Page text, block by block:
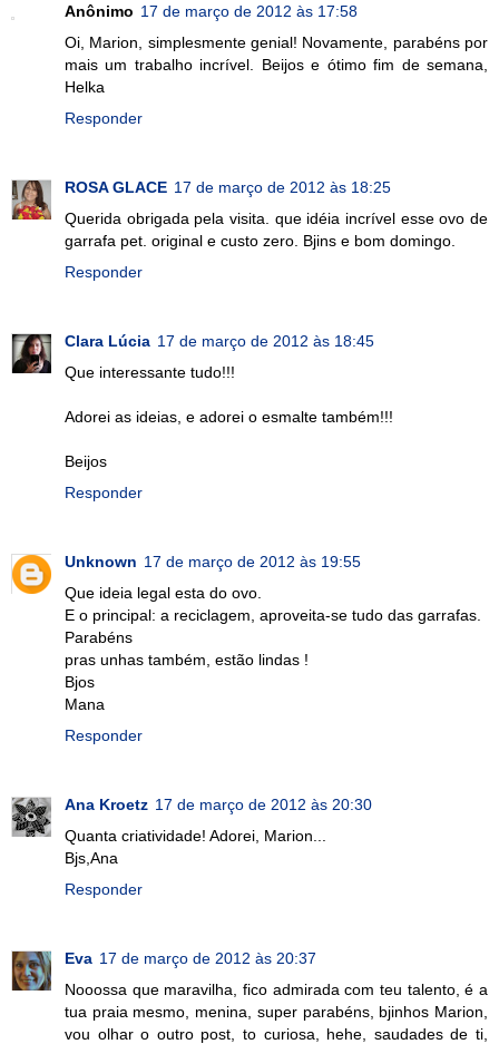
Anônimo 17 de março de 2012 às 17:58
Oi, Marion, simplesmente genial! Novamente, parabéns por
mais um trabalho incrível. Beijos e ótimo fim de semana,
Helka
Responder
ROSA GLACE 17 de março de 2012 às 18:25
Querida obrigada pela visita. que idéia incrível esse ovo de
garrafa pet. original e custo zero. Bjins e bom domingo.
Responder
Clara Lúcia 17 de março de 2012 às 18:45
Que interessante tudo!!!
Adorei as ideias, e adorei o esmalte também!!!
Beijos
Responder
Unknown 17 de março de 2012 às 19:55
Que ideia legal esta do ovo.
E o principal: a reciclagem, aproveita-se tudo das garrafas.
Parabéns
pras unhas também, estão lindas !
Bjos
Mana
Responder
Ana Kroetz 17 de março de 2012 às 20:30
Quanta criatividade! Adorei, Marion...
Bjs,Ana
Responder
Eva 17 de março de 2012 às 20:37
Nooossa que maravilha, fico admirada com teu talento, é a
tua praia mesmo, menina, super parabéns, bjinhos Marion,
vou olhar o outro post, to curiosa, hehe, saudades de ti,